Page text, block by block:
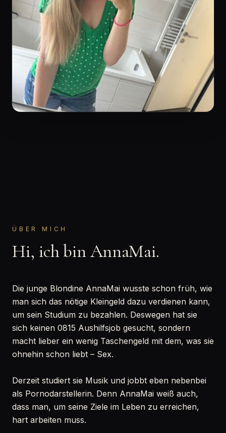
ÜBER MICH
Hi, ich bin AnnaMai.
Die junge Blondine AnnaMai wusste schon früh, wie
man sich das nötige Kleingeld dazu verdienen kann,
um sein Studium zu bezahlen. Deswegen hat sie
sich keinen 0815 Aushilfsjob gesucht, sondern
macht lieber ein wenig Taschengeld mit dem, was sie
ohnehin schon liebt – Sex.
Derzeit studiert sie Musik und jobbt eben nebenbei
als Pornodarstellerin. Denn AnnaMai weiß auch,
dass man, um seine Ziele im Leben zu erreichen,
hart arbeiten muss.